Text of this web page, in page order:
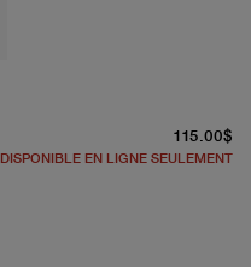
115.00$
DISPONIBLE EN LIGNE SEULEMENT